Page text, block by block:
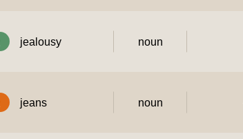
jealousy noun
jeans noun